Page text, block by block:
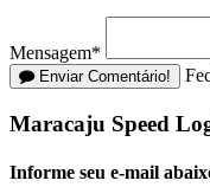
Mensagem*
Enviar Comentário!
Maracaju Speed
Informe seu e-mail